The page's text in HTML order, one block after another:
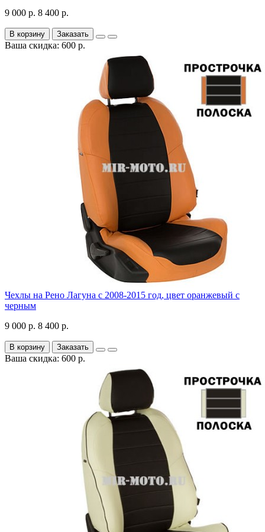
9 000 р. 8 400 р.
В корзину Заказать
Ваша скидка: 600 р.
Чехлы на Рено Лагуна с 2008-2015 год, цвет оранжевый с
черным
9 000 р. 8 400 р.
В корзину Заказать
Ваша скидка: 600 р.